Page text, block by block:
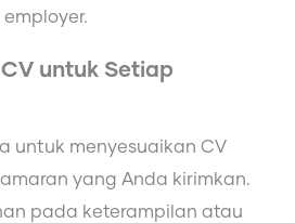
untuk Setiap
untuk menyesuaikan CV
yang Anda kirimkan.
pada keterampilan atau